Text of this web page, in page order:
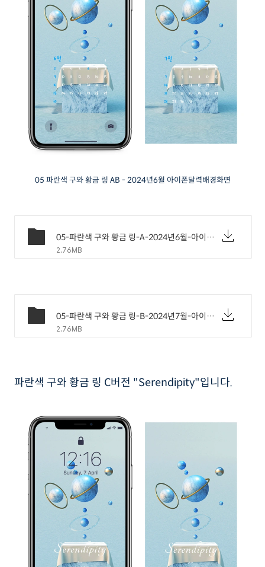
05 파란색 구와 황금 링 AB - 2024년6월 아이폰달력배경화면
05-파란색 구와 황금 링-A-2024년6월-아이폰배경화면.png
2.76MB
05-파란색 구와 황금 링-B-2024년7월-아이폰배경화면.png
2.76MB
파란색 구와 황금 링 C버전 "Serendipity"입니다.